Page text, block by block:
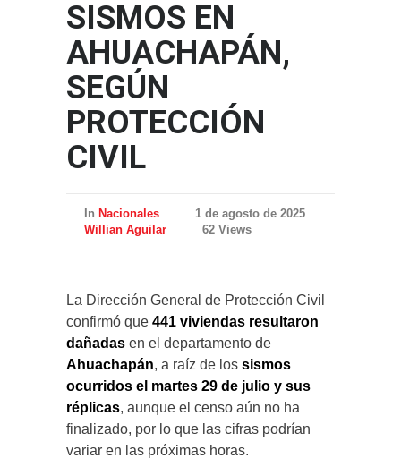
SISMOS EN
AHUACHAPÁN,
SEGÚN
PROTECCIÓN
CIVIL
In Nacionales
1 de agosto de 2025
Willian Aguilar
62 Views
La Dirección General de Protección Civil
confirmó que 441 viviendas resultaron
dañadas en el departamento de
Ahuachapán, a raíz de los sismos
ocurridos el martes 29 de julio y sus
réplicas, aunque el censo aún no ha
finalizado, por lo que las cifras podrían
variar en las próximas horas.